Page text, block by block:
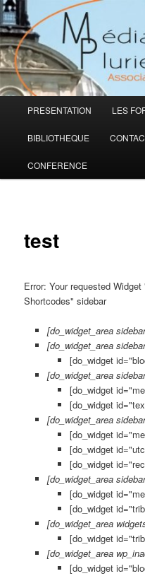
Aller
au
contenu
principalAssociation
au CNAM
Médiations Plurielles
PRESENTATION LES
BIBLIOTHEQUE
CONFERENCE
test
Error: Your requested
Shortcodes" sidebar
[do_widget_area
[do_widget_area
[do_widget
[do_widget_area
[do_widget
[do_widget
[do_widget_area
[do_widget
[do_widget
[do_widget
[do_widget_area
[do_widget
[do_widget
[do_widget_area
[do_widget
[do_widget_area
[do_widget